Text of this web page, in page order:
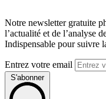
Notre newsletter gratuite
l’actualité et de l’analyse
Indispensable pour suivre
Entrez votre email
S'abonner